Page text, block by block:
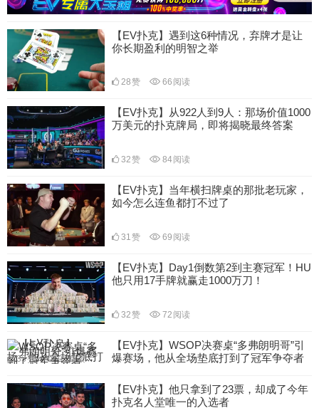
【EV扑克】遇到这6种情况，弃牌才是让
你长期盈利的明智之举
28赞 66 阅读
【EV扑克】从922人到9人：那场价值1000
万美元的扑克牌局，即将揭晓最终答案
32赞 84阅读
【EV扑克】当年横扫牌桌的那批老玩家，
如今怎么连鱼都打不过了
31赞 69 阅读
【EV扑克】Day1倒数第2到主赛冠军！HU
他只用17手牌就赢走1000万刀！
32赞 72 阅读
【EV扑克】WSOP决赛桌“多弗朗明哥”引
爆赛场，他从全场垫底打到了冠军争夺者
33赞 91阅读
【EV扑克】他只拿到了23票，却成了今年
扑克名人堂唯一的入选者